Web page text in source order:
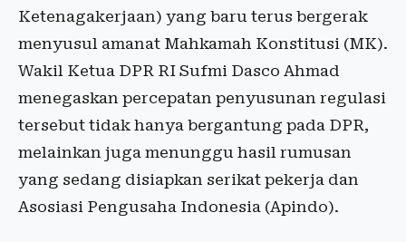
Ketenagakerjaan) yang baru terus bergerak
menyusul amanat Mahkamah Konstitusi (MK).
Wakil Ketua DPR RI Sufmi Dasco Ahmad
menegaskan percepatan penyusunan regulasi
tersebut tidak hanya bergantung pada DPR,
melainkan juga menunggu hasil rumusan
yang sedang disiapkan serikat pekerja dan
Asosiasi Pengusaha Indonesia (Apindo).